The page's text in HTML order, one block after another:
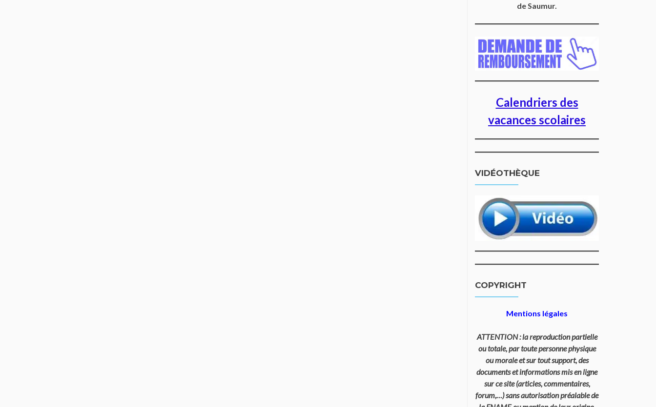
de Saumur.
Calendriers des
vacances scolaires
VIDÉOTHÈQUE
COPYRIGHT
Mentions légales
ATTENTION : la reproduction partielle
ou totale, par toute personne physique
ou morale et sur tout support, des
documents et informations mis en ligne
sur ce site (articles, commentaires,
forum,…) sans autorisation préalable de